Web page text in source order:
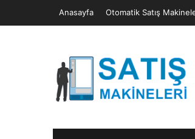
Anasayfa Otomatik Satış